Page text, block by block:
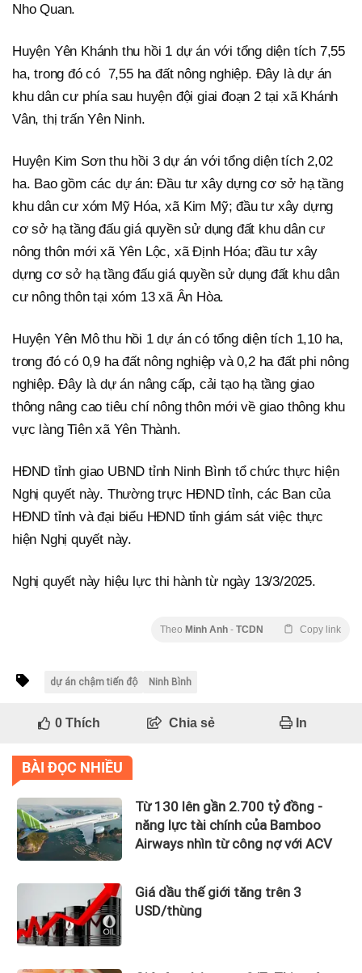
Nho Quan.
Huyện Yên Khánh thu hồi 1 dự án với tổng diện tích 7,55
ha, trong đó có 7,55 ha đất nông nghiệp. Đây là dự án
khu dân cư phía sau huyện đội giai đoạn 2 tại xã Khánh
Vân, thị trấn Yên Ninh.
Huyện Kim Sơn thu hồi 3 dự án với tổng diện tích 2,02
ha. Bao gồm các dự án: Đầu tư xây dựng cơ sở hạ tầng
khu dân cư xóm Mỹ Hóa, xã Kim Mỹ; đầu tư xây dựng
cơ sở hạ tầng đấu giá quyền sử dụng đất khu dân cư
nông thôn mới xã Yên Lộc, xã Định Hóa; đầu tư xây
dựng cơ sở hạ tầng đấu giá quyền sử dụng đất khu dân
cư nông thôn tại xóm 13 xã Ân Hòa.
Huyện Yên Mô thu hồi 1 dự án có tổng diện tích 1,10 ha,
trong đó có 0,9 ha đất nông nghiệp và 0,2 ha đất phi nông
nghiệp. Đây là dự án nâng cấp, cải tạo hạ tầng giao
thông nâng cao tiêu chí nông thôn mới về giao thông khu
vực làng Tiên xã Yên Thành.
HĐND tỉnh giao UBND tỉnh Ninh Bình tổ chức thực hiện
Nghị quyết này. Thường trực HĐND tỉnh, các Ban của
HĐND tỉnh và đại biểu HĐND tỉnh giám sát việc thực
hiện Nghị quyết này.
Nghị quyết này hiệu lực thi hành từ ngày 13/3/2025.
Theo Minh Anh - TCDN Copy link
dự án chậm tiến độ Ninh Bình
0Thích Chia sẻ In
BÀI ĐỌC NHIỀU
Từ 130 lên gần 2.700 tỷ đồng -
năng lực tài chính của Bamboo
Airways nhìn từ công nợ với ACV
Giá dầu thế giới tăng trên 3
USD/thùng